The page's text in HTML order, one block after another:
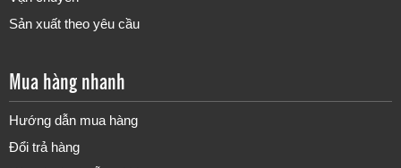
Sản xuất theo yêu cầu
Mua hàng nhanh
Hướng dẫn mua hàng
Đổi trả hàng